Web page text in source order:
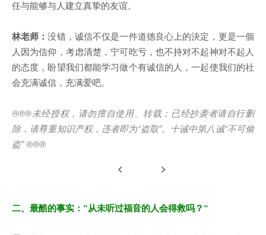
任与能够与人建立真挚的友谊。
林老师：没错，诚信不仅是一件道德良心上的決定，更是一個
人因为信仰，考虑清楚，宁可吃亏，也不持对不起神对不起人
的态度，盼望我们都能学习做个有诚信的人，一起使我们的社
会充满诚信，充满爱吧。
®®®未经授权，请勿擅自使用、转载；已经抄袭者请自行删
除，请尊重知识产权，违者即为“盗取”。十诫中第八诫“不可偷
盗” ®®®
< >
二、最酷的事实：“从未听过福音的人会得救吗？“